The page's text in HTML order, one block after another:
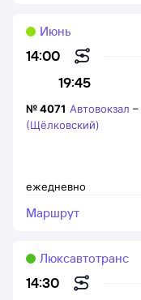
14:00
19:45
Июнь
ежедневно
№4071 Автовокзал –
(Щёлковский)
Маршрут
14:30
Люксавтотранс